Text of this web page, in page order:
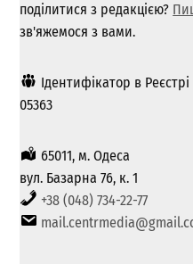
поділитися з редакцією?
зв'яжемося з вами.
Ідентифікатор в
05363
65011, м. Одеса
вул. Базарна 76, к. 1
+38 (048) 734-22-77